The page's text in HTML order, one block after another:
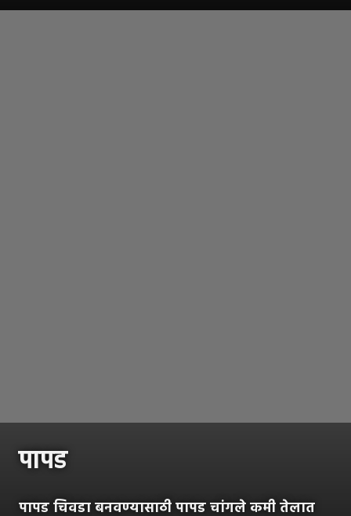
पापड
पापड चिवडा बनवण्यासाठी पापड चांगले कमी तेलात